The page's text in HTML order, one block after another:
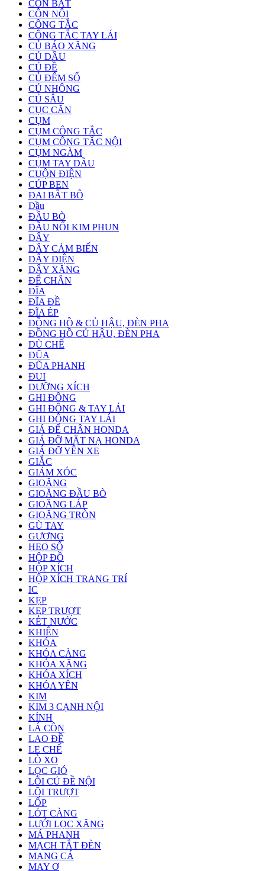
CỒN BÁT
CÔN NỘI
CÔNG TẮC
CÔNG TẮC TAY LÁI
CỦ BÁO XĂNG
CỦ DẦU
CỦ ĐỀ
CỦ ĐẾM SỐ
CỦ NHÔNG
CỦ SÂU
CỤC CĂN
CỤM
CỤM CÔNG TẮC
CỤM CÔNG TẮC NỘI
CỤM NGÀM
CỤM TAY DẦU
CUỘN ĐIỆN
CÚP BEN
ĐAI BẮT BÔ
Dầu
ĐẦU BÒ
ĐẦU NỐI KIM PHUN
DÂY
DÂY CẢM BIẾN
DÂY ĐIỆN
DÂY XĂNG
ĐỂ CHÂN
ĐĨA
ĐĨA ĐỀ
ĐĨA ÉP
ĐỒNG HỒ & CỦ HẬU, ĐÈN PHA
ĐỒNG HỒ CỦ HẬU, ĐÈN PHA
DÙ CHẾ
ĐŨA
ĐŨA PHANH
ĐUI
DƯỠNG XÍCH
GHI ĐÔNG
GHI ĐÔNG & TAY LÁI
GHI ĐÔNG TAY LÁI
GIÁ ĐỂ CHÂN HONDA
GIÁ ĐỠ MẶT NẠ HONDA
GIÁ ĐỠ YÊN XE
GIẮC
GIẢM XÓC
GIOĂNG
GIOĂNG ĐẦU BÒ
GIOĂNG LÁP
GIOĂNG TRÒN
GÙ TAY
GƯƠNG
HEO SỐ
HỘP ĐỒ
HỘP XÍCH
HỘP XÍCH TRANG TRÍ
IC
KẸP
KẸP TRƯỢT
KÉT NƯỚC
KHIỂN
KHÓA
KHÓA CÀNG
KHÓA XĂNG
KHÓA XÍCH
KHÓA YÊN
KIM
KIM 3 CẠNH NỘI
KÍNH
LÁ CÔN
LAO ĐỀ
LE CHẾ
LÒ XO
LỌC GIÓ
LÕI CỦ ĐỀ NỘI
LÕI TRƯỢT
LỐP
LÓT CÀNG
LƯỚI LỌC XĂNG
MÁ PHANH
MẠCH TẮT ĐÈN
MANG CÁ
MAY Ơ